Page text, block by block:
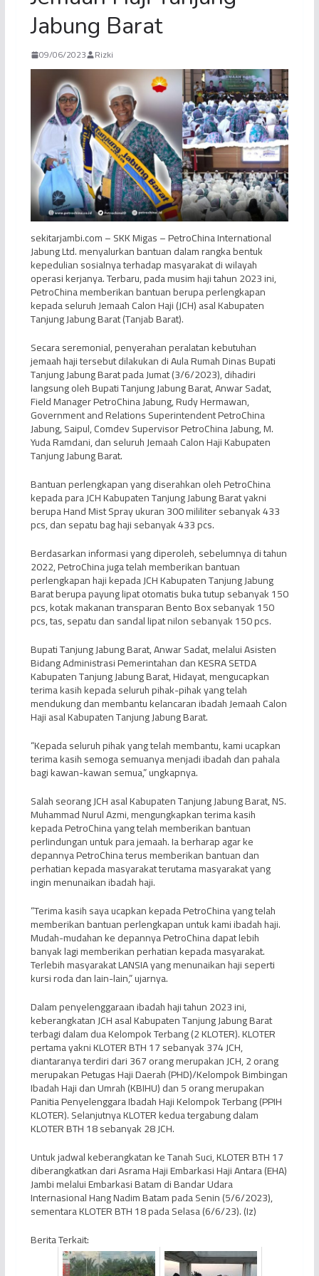
Jabung Barat
09/06/2023 Rizki
sekitarjambi.com – SKK Migas – PetroChina International
Jabung Ltd. menyalurkan bantuan dalam rangka bentuk
kepedulian sosialnya terhadap masyarakat di wilayah
operasi kerjanya. Terbaru, pada musim haji tahun 2023 ini,
PetroChina memberikan bantuan berupa perlengkapan
kepada seluruh Jemaah Calon Haji (JCH) asal Kabupaten
Tanjung Jabung Barat (Tanjab Barat).
Secara seremonial, penyerahan peralatan kebutuhan
jemaah haji tersebut dilakukan di Aula Rumah Dinas Bupati
Tanjung Jabung Barat pada Jumat (3/6/2023), dihadiri
langsung oleh Bupati Tanjung Jabung Barat, Anwar Sadat,
Field Manager PetroChina Jabung, Rudy Hermawan,
Government and Relations Superintendent PetroChina
Jabung, Saipul, Comdev Supervisor PetroChina Jabung, M.
Yuda Ramdani, dan seluruh Jemaah Calon Haji Kabupaten
Tanjung Jabung Barat.
Bantuan perlengkapan yang diserahkan oleh PetroChina
kepada para JCH Kabupaten Tanjung Jabung Barat yakni
berupa Hand Mist Spray ukuran 300 mililiter sebanyak 433
pcs, dan sepatu bag haji sebanyak 433 pcs.
Berdasarkan informasi yang diperoleh, sebelumnya di tahun
2022, PetroChina juga telah memberikan bantuan
perlengkapan haji kepada JCH Kabupaten Tanjung Jabung
Barat berupa payung lipat otomatis buka tutup sebanyak 150
pcs, kotak makanan transparan Bento Box sebanyak 150
pcs, tas, sepatu dan sandal lipat nilon sebanyak 150 pcs.
Bupati Tanjung Jabung Barat, Anwar Sadat, melalui Asisten
Bidang Administrasi Pemerintahan dan KESRA SETDA
Kabupaten Tanjung Jabung Barat, Hidayat, mengucapkan
terima kasih kepada seluruh pihak-pihak yang telah
mendukung dan membantu kelancaran ibadah Jemaah Calon
Haji asal Kabupaten Tanjung Jabung Barat.
“Kepada seluruh pihak yang telah membantu, kami ucapkan
terima kasih semoga semuanya menjadi ibadah dan pahala
bagi kawan-kawan semua,” ungkapnya.
Salah seorang JCH asal Kabupaten Tanjung Jabung Barat, NS.
Muhammad Nurul Azmi, mengungkapkan terima kasih
kepada PetroChina yang telah memberikan bantuan
perlindungan untuk para jemaah. Ia berharap agar ke
depannya PetroChina terus memberikan bantuan dan
perhatian kepada masyarakat terutama masyarakat yang
ingin menunaikan ibadah haji.
“Terima kasih saya ucapkan kepada PetroChina yang telah
memberikan bantuan perlengkapan untuk kami ibadah haji.
Mudah-mudahan ke depannya PetroChina dapat lebih
banyak lagi memberikan perhatian kepada masyarakat.
Terlebih masyarakat LANSIA yang menunaikan haji seperti
kursi roda dan lain-lain,” ujarnya.
Dalam penyelenggaraan ibadah haji tahun 2023 ini,
keberangkatan JCH asal Kabupaten Tanjung Jabung Barat
terbagi dalam dua Kelompok Terbang (2 KLOTER). KLOTER
pertama yakni KLOTER BTH 17 sebanyak 374 JCH,
diantaranya terdiri dari 367 orang merupakan JCH, 2 orang
merupakan Petugas Haji Daerah (PHD)/Kelompok Bimbingan
Ibadah Haji dan Umrah (KBIHU) dan 5 orang merupakan
Panitia Penyelenggara Ibadah Haji Kelompok Terbang (PPIH
KLOTER). Selanjutnya KLOTER kedua tergabung dalam
KLOTER BTH 18 sebanyak 28 JCH.
Untuk jadwal keberangkatan ke Tanah Suci, KLOTER BTH 17
diberangkatkan dari Asrama Haji Embarkasi Haji Antara (EHA)
Jambi melalui Embarkasi Batam di Bandar Udara
Internasional Hang Nadim Batam pada Senin (5/6/2023),
sementara KLOTER BTH 18 pada Selasa (6/6/23). (Iz)
Berita Terkait: